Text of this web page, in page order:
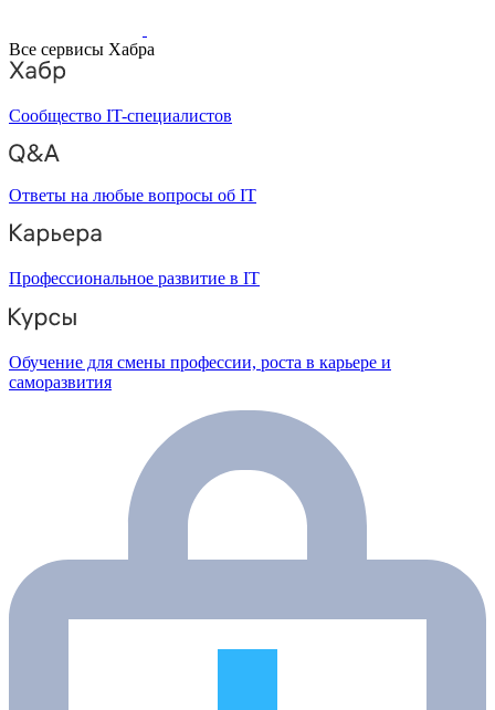
Все сервисы Хабра
Сообщество IT-специалистов
Ответы на любые вопросы об IT
Профессиональное развитие в IT
Обучение для смены профессии, роста в карьере и
саморазвития